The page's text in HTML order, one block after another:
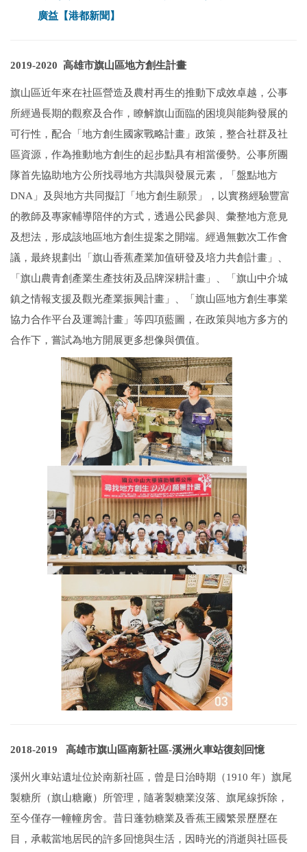
廣益【港都新聞】
2019-2020 高雄市旗山區地方創生計畫
旗山區近年來在社區營造及農村再生的推動下成效卓越，公事
所經過長期的觀察及合作，瞭解旗山面臨的困境與能夠發展的
可行性，配合「地方創生國家戰略計畫」政策，整合社群及社
區資源，作為推動地方創生的起步點具有相當優勢。 公事所團
隊首先協助地方公所找尋地方共識與發展元素，「盤點地方
DNA」及與地方共同擬訂「地方創生願景」，以實務經驗豐富
的教師及專家輔導陪伴的方式，透過公民參與、彙整地方意見
及想法，形成該地區地方創生提案之開端。 經過無數次工作會
議，最終規劃出「旗山香蕉產業加值研發及培力共創計畫」、
「旗山農青創產業生產技術及品牌深耕計畫」、「旗山中介城
鎮之情報支援及觀光產業振興計畫」、「旗山區地方創生事業
協力合作平台及運籌計畫」等四項藍圖，在政策與地方多方的
合作下，嘗試為地方開展更多想像與價值。
2018-2019 高雄市旗山區南新社區-溪洲火車站復刻回憶
溪州火車站遺址位於南新社區，曾是日治時期（1910 年）旗尾
製糖所（旗山糖廠）所管理，隨著製糖業沒落、旗尾線拆除，
至今僅存一幢幢房舍。昔日蓬勃糖業及香蕉王國繁景歷歷在
目，承載當地居民的許多回憶與生活，因時光的消逝與社區長